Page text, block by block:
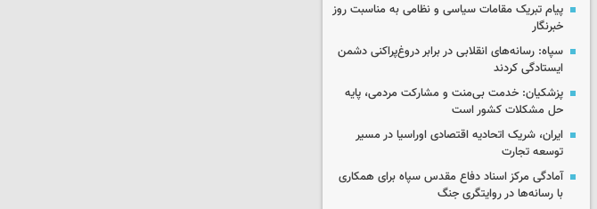
پیام تبریک مقامات سیاسی و نظامی به مناسبت روز
خبرنگار
سپاه: رسانه‌های انقلابی در برابر دروغ‌پراکنی دشمن
ایستادگی کردند
پزشکیان: خدمت بی‌منت و مشارکت مردمی، پایه
حل مشکلات کشور است
ایران، شریک اتحادیه اقتصادی اوراسیا در مسیر
توسعه تجارت
آمادگی مرکز اسناد دفاع مقدس سپاه برای همکاری
با رسانه‌ها در روایتگری جنگ